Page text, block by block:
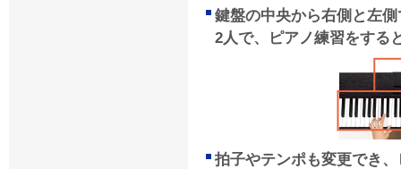
鍵盤の中央から右側と左
2人で、ピアノ練習をする
拍子やテンポも変更でき